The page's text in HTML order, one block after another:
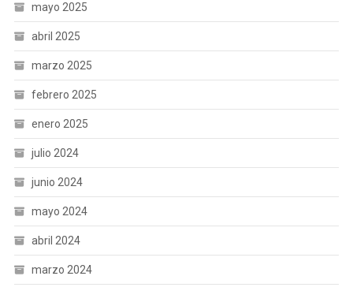
mayo 2025
abril 2025
marzo 2025
febrero 2025
enero 2025
julio 2024
junio 2024
mayo 2024
abril 2024
marzo 2024